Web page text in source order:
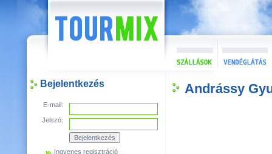
Bejelentkezés
E-mail:
Jelszó:
Ingyenes regisztráció
Andrássy